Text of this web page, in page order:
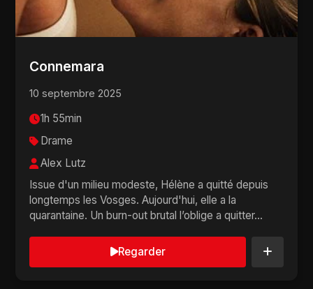
Connemara
10 septembre 2025
1h 55min
Drame
Alex Lutz
Issue d'un milieu modeste, Hélène a quitté depuis
longtemps les Vosges. Aujourd'hui, elle a la
quarantaine. Un burn-out brutal l’oblige a quitter...
Regarder